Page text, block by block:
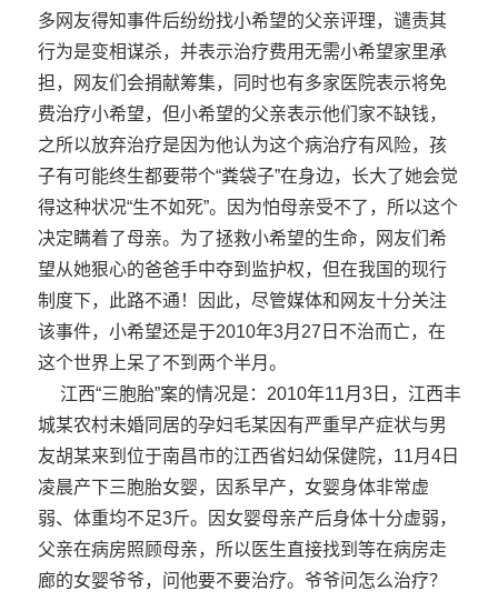
多网友得知事件后纷纷找小希望的父亲评理，谴责其
行为是变相谋杀，并表示治疗费用无需小希望家里承
担，网友们会捐献筹集，同时也有多家医院表示将免
费治疗小希望，但小希望的父亲表示他们家不缺钱，
之所以放弃治疗是因为他认为这个病治疗有风险，孩
子有可能终生都要带个“粪袋子”在身边，长大了她会觉
得这种状况“生不如死”。因为怕母亲受不了，所以这个
决定瞒着了母亲。为了拯救小希望的生命，网友们希
望从她狠心的爸爸手中夺到监护权，但在我国的现行
制度下，此路不通！因此，尽管媒体和网友十分关注
该事件，小希望还是于2010年3月27日不治而亡，在
这个世界上呆了不到两个半月。
江西“三胞胎”案的情况是：2010年11月3日，江西丰
城某农村未婚同居的孕妇毛某因有严重早产症状与男
友胡某来到位于南昌市的江西省妇幼保健院，11月4日
凌晨产下三胞胎女婴，因系早产，女婴身体非常虚
弱、体重均不足3斤。因女婴母亲产后身体十分虚弱，
父亲在病房照顾母亲，所以医生直接找到等在病房走
廊的女婴爷爷，问他要不要治疗。爷爷问怎么治疗？